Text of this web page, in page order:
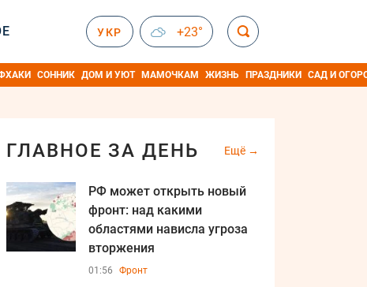
УКР +23°
СОННИК ДОМ И УЮТ МАМОЧКАМ ЖИЗНЬ ПРАЗДНИКИ САД И
ГЛАВНОЕ ЗА ДЕНЬ Ещё
РФ может открыть новый
фронт: над какими
областями нависла угроза
вторжения
01:56 Фронт